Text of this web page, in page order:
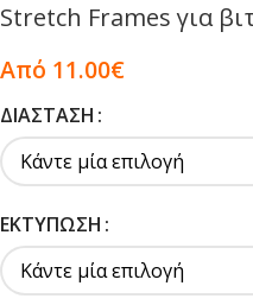
Stretch Frames για
Από 11.00€
ΔΙΆΣΤΑΣΗ
ΕΚΤΎΠΩΣΗ